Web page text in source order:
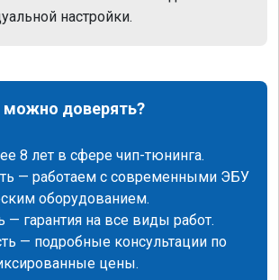
настройки.
доверять?
8 лет в сфере чип-тюнинга.
— работаем с современными ЭБУ
оборудованием.
— гарантия на все виды работ.
— подробные консультации по
цены.